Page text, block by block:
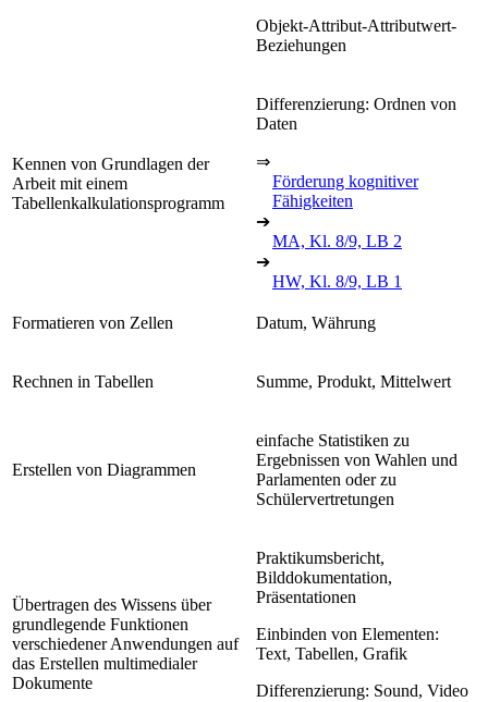
Objekt-Attribut-Attributwert-
Beziehungen
Kennen von Grundlagen der
Arbeit mit einem
Tabellenkalkulationsprogramm
Differenzierung: Ordnen von
Daten
⇒
Förderung kognitiver
Fähigkeiten
➔
MA, Kl. 8/9, LB 2
➔
HW, Kl. 8/9, LB 1
Formatieren von Zellen Datum, Währung
Rechnen in Tabellen Summe, Produkt, Mittelwert
Erstellen von Diagrammen
einfache Statistiken zu
Ergebnissen von Wahlen und
Parlamenten oder zu
Schülervertretungen
Übertragen des Wissens über
grundlegende Funktionen
verschiedener Anwendungen auf
das Erstellen multimedialer
Dokumente
Praktikumsbericht,
Bilddokumentation,
Präsentationen
Einbinden von Elementen:
Text, Tabellen, Grafik
Differenzierung: Sound, Video